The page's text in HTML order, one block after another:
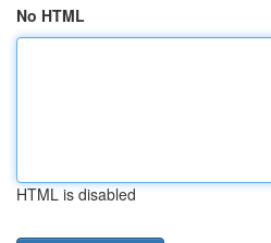
No HTML
HTML is disabled